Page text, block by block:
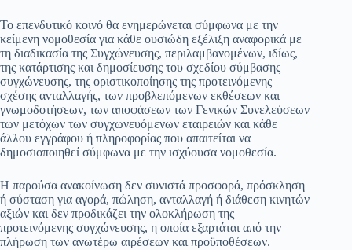
Το επενδυτικό κοινό θα ενημερώνεται σύμφωνα με την
κείμενη νομοθεσία για κάθε ουσιώδη εξέλιξη αναφορικά με
τη διαδικασία της Συγχώνευσης, περιλαμβανομένων, ιδίως,
της κατάρτισης και δημοσίευσης του σχεδίου σύμβασης
συγχώνευσης, της οριστικοποίησης της προτεινόμενης
σχέσης ανταλλαγής, των προβλεπόμενων εκθέσεων και
γνωμοδοτήσεων, των αποφάσεων των Γενικών Συνελεύσεων
των μετόχων των συγχωνευόμενων εταιρειών και κάθε
άλλου εγγράφου ή πληροφορίας που απαιτείται να
δημοσιοποιηθεί σύμφωνα με την ισχύουσα νομοθεσία.
Η παρούσα ανακοίνωση δεν συνιστά προσφορά, πρόσκληση
ή σύσταση για αγορά, πώληση, ανταλλαγή ή διάθεση κινητών
αξιών και δεν προδικάζει την ολοκλήρωση της
προτεινόμενης συγχώνευσης, η οποία εξαρτάται από την
πλήρωση των ανωτέρω αιρέσεων και προϋποθέσεων.